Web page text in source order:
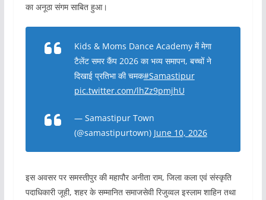
का अनूठा संगम साबित हुआ।
Kids & Moms Dance Academy में मेगा
टैलेंट समर कैंप 2026 का भव्य समापन, बच्चों ने
दिखाई प्रतिभा की चमक#Samastipur
pic.twitter.com/lhZz9pmjhU
— Samastipur Town
(@samastipurtown) June 10, 2026
इस अवसर पर समस्तीपुर की महापौर अनीता राम, जिला कला एवं संस्कृति
पदाधिकारी जूही, शहर के सम्मानित समाजसेवी रिजुव्वल इस्लाम शाहिन तथा